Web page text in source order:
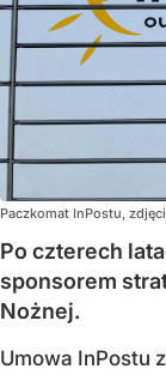
Paczkomat InPostu,
Po czterech
sponsorem
Nożnej.
Umowa InPostu